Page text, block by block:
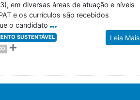
em diversas áreas de atuação e níveis
e os currículos são recebidos
o candidato
Leia Mais
SUSTENTÁVEL